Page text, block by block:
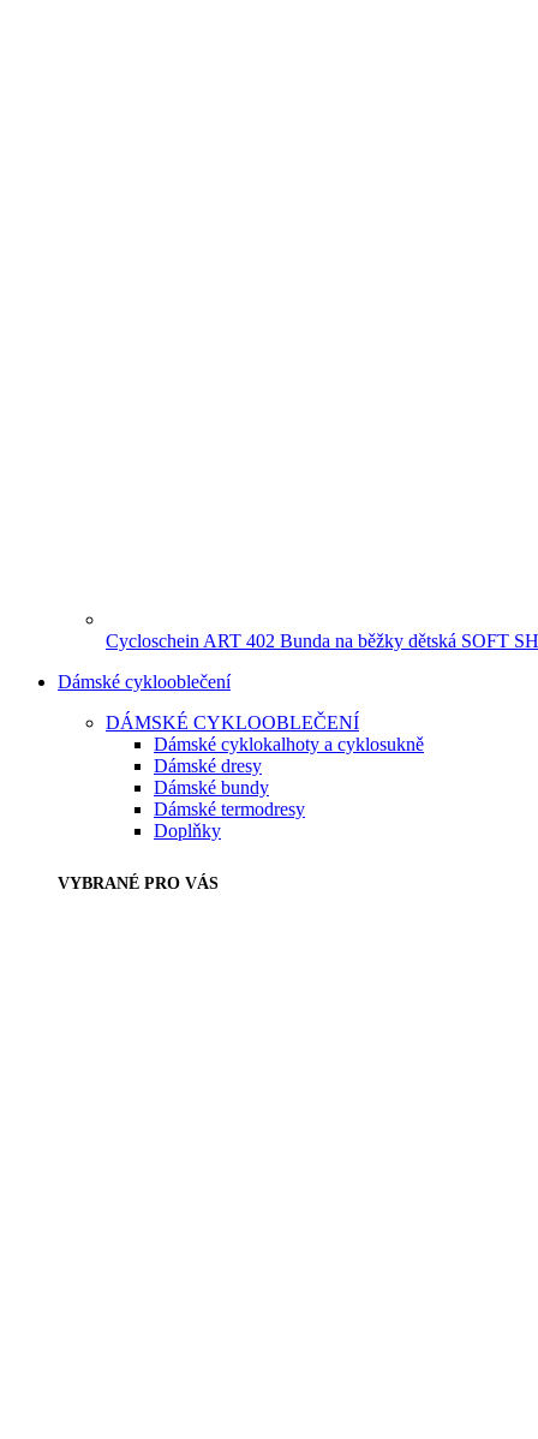
Cycloschein ART 402 Bunda na běžky dětská SOFT
Dámské cyklooblečení
DÁMSKÉ CYKLOOBLEČENÍ
Dámské cyklokalhoty a cyklosukně
Dámské dresy
Dámské bundy
Dámské termodresy
Doplňky
VYBRANÉ PRO VÁS